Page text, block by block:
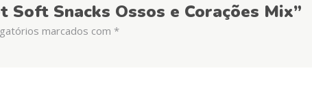
Snacks Ossos e Corações Mix”
marcados com *